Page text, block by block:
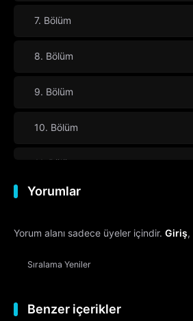
7. Bölüm
8. Bölüm
9. Bölüm
10. Bölüm
11. Bölüm
12. Bölüm
13. Bölüm
14. Bölüm
15. Bölüm
Yorumlar
Yorum alanı sadece üyeler içindir. Giriş,
Sıralama Yeniler
Benzer içerikler